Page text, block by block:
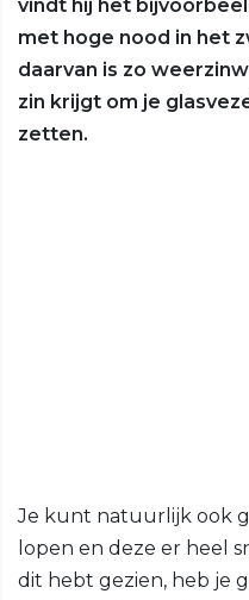
vindt hij het
met hoge nood in het
daarvan is zo
zin krijgt om je
zetten.
Je kunt natuurlijk ook
lopen en deze er heel
dit hebt gezien, heb je